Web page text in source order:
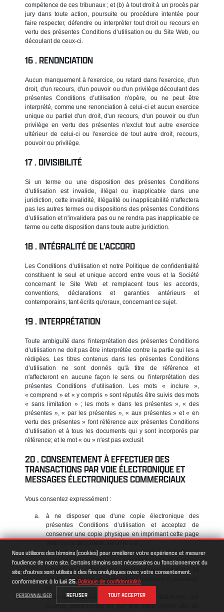
compétence de ces tribunaux ; et (b) à tout droit à un procès par
jury dans toute action, poursuite ou procédure intentée pour
faire respecter, défendre ou interpréter tout droit ou recours en
vertu des présentes Conditions d’utilisation ou du Site Web, ou
découlant de ceux-ci.
RENONCIATION
Aucun manquement à l'exercice, ou retard dans l'exercice, d'un
droit, d'un recours, d'un pouvoir ou d'un privilège découlant des
présentes Conditions d’utilisation n'opère, ou ne peut être
interprété, comme une renonciation à celui-ci et aucun exercice
unique ou partiel d'un droit, d'un recours, d'un pouvoir ou d'un
privilège en vertu des présentes n'exclut tout autre exercice
ultérieur de celui-ci ou l'exercice de tout autre droit, recours,
pouvoir ou privilège.
DIVISIBILITÉ
Si un terme ou une disposition des présentes Conditions
d’utilisation est invalide, illégal ou inapplicable dans une
juridiction, cette invalidité, illégalité ou inapplicabilité n'affectera
pas les autres termes ou dispositions des présentes Conditions
d’utilisation et n'invalidera pas ou ne rendra pas inapplicable ce
terme ou cette disposition dans toute autre juridiction.
INTÉGRALITÉ DE L'ACCORD
Les Conditions d’utilisation et notre Politique de confidentialité
constituent le seul et unique accord entre vous et la Société
concernant le Site Web et remplacent tous les accords,
conventions, déclarations et garanties antérieurs et
contemporains, tant écrits qu'oraux, concernant ce sujet.
INTERPRÉTATION
Toute ambiguïté dans l'interprétation des présentes Conditions
d’utilisation ne doit pas être interprétée contre la partie qui les a
rédigées. Les titres contenus dans les présentes Conditions
d’utilisation ne sont donnés qu'à titre de référence et
n'affecteront en aucune façon le sens ou l'interprétation des
présentes Conditions d’utilisation. Les mots « inclure »,
« comprend » et « y compris » sont réputés être suivis des mots
« sans limitation » ; les mots « dans les présentes », « des
présentes », « par les présentes », « aux présentes » et « en
vertu des présentes » font référence aux présentes Conditions
d’utilisation et à tous les documents qui y sont incorporés par
référence; et le mot « ou » n'est pas exclusif.
CONSENTEMENT À EFFECTUER DES
TRANSACTIONS PAR VOIE ÉLECTRONIQUE ET
MESSAGES ÉLECTRONIQUES COMMERCIAUX
Vous consentez expressément :
à ne disposer que d'une copie électronique des
présentes Conditions d’utilisation et acceptez de
conserver une copie physique en imprimant cette page
à effectuer des transactions par voie électronique et
reconnaissez, en utilisant le Site Web ou en cliquant sur
«J'accepte », selon le cas, que vous acceptez d'être lié
par les conditions des présentes Conditions d’utilisation;
à ce que la Société vous contacte par téléphone, par
courrier électronique ou par tout autre moyen afin de
Nous utilisons des témoins (cookies) pour améliorer votre expérience et mesurer
l'audience de notre site. Certains témoins sont nécessaires au fonctionnement du
site; d'autres sont utilisés à des fins analytiques avec votre consentement,
conformément à laLoi 25.Politique de confidentialité
PERSONNALISER REFUSER TOUT ACCEPTER